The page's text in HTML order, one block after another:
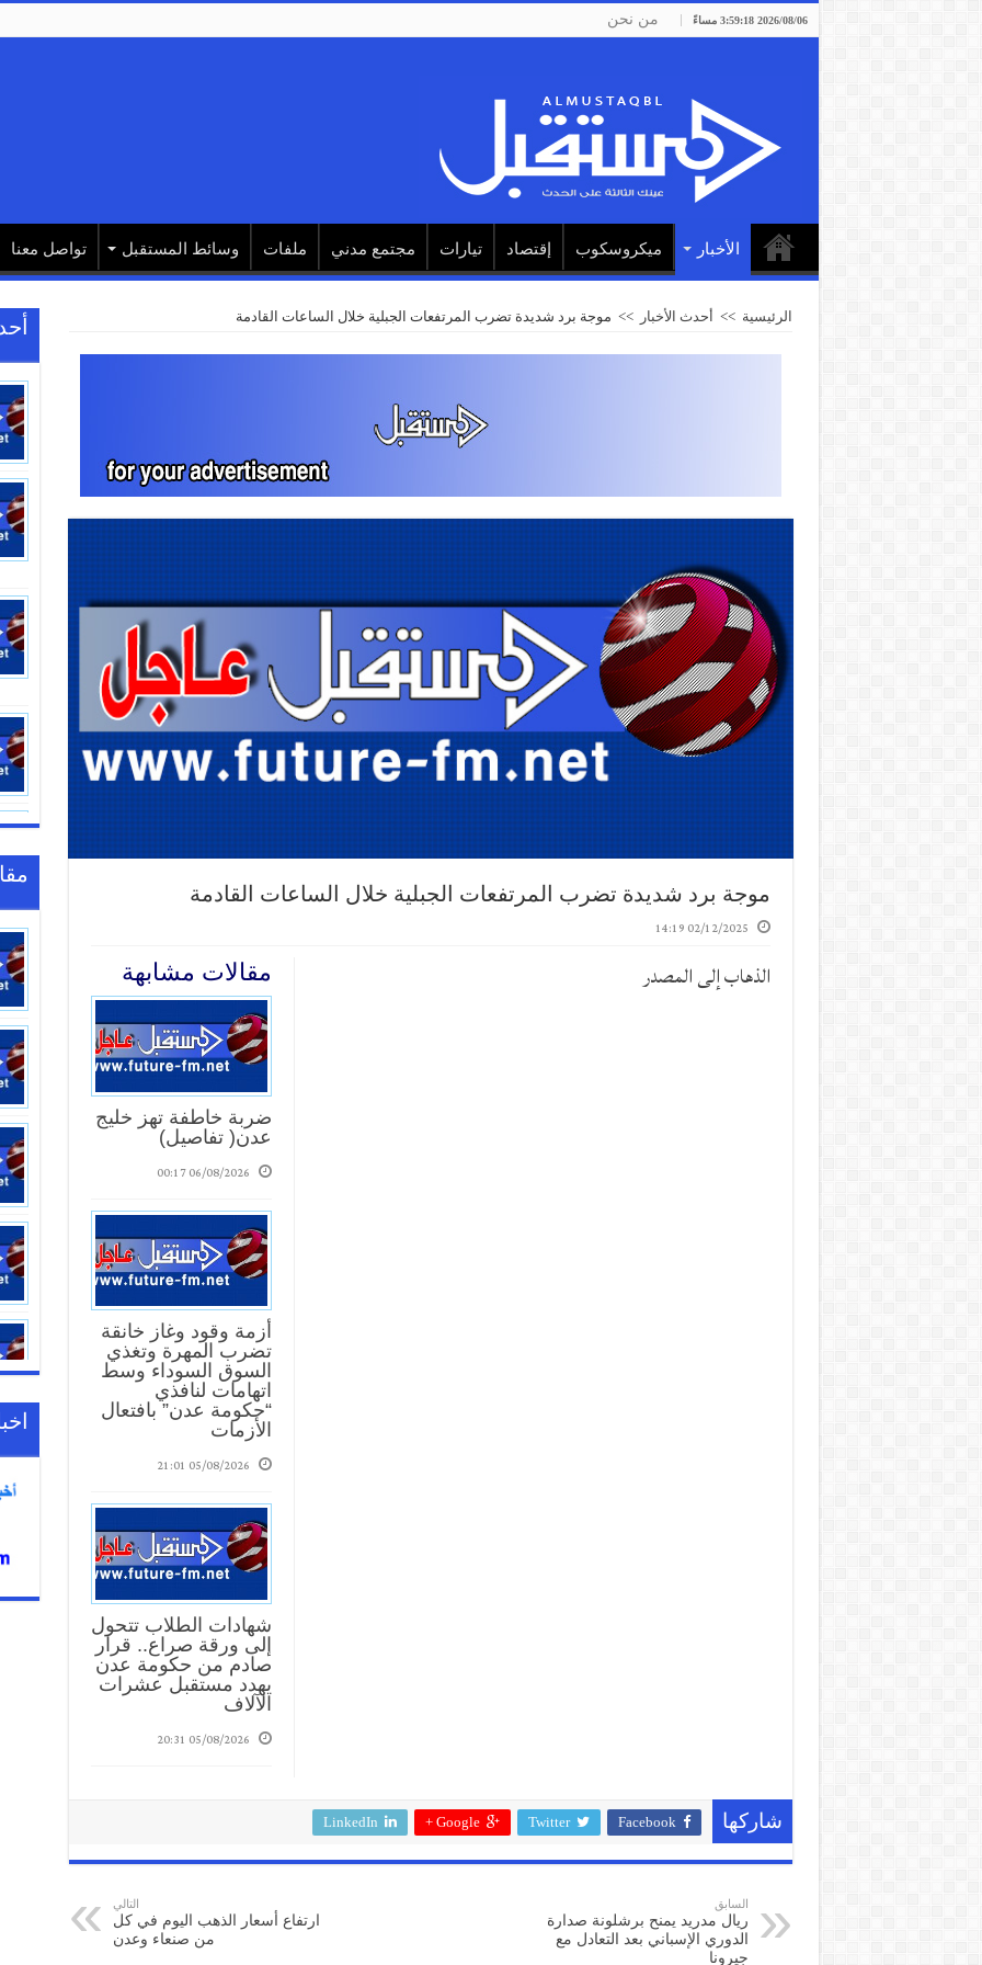
2026/08/06 3:59:18 مساءً من نحن
الأخبار ميكروسكوب إقتصاد تيارات مجتمع مدني ملفات وسائط المستقبل تواصل معنا
الرئيسية >> أحدث الأخبار >> موجة برد شديدة تضرب المرتفعات الجبلية خلال الساعات القادمة
موجة برد شديدة تضرب المرتفعات الجبلية خلال الساعات القادمة
02/12/2025 14:19
مقالات مشابهة
ضربة خاطفة تهز خليج
عدن( تفاصيل)
06/08/2026 00:17
أزمة وقود وغاز خانقة
تضرب المهرة وتغذي
السوق السوداء وسط
اتهامات لنافذي
“حكومة عدن” بافتعال
الأزمات
05/08/2026 21:01
شهادات الطلاب تتحول
إلى ورقة صراع.. قرار
صادم من حكومة عدن
يهدد مستقبل عشرات
الآلاف
05/08/2026 20:31
الذهاب إلى المصدر
شاركها Facebook
Twitter
Google +
LinkedIn
السابق
ريال مدريد يمنح برشلونة صدارة
الدوري الإسباني بعد التعادل مع
جيرونا
التالي
ارتفاع أسعار الذهب اليوم في كل
من صنعاء وعدن